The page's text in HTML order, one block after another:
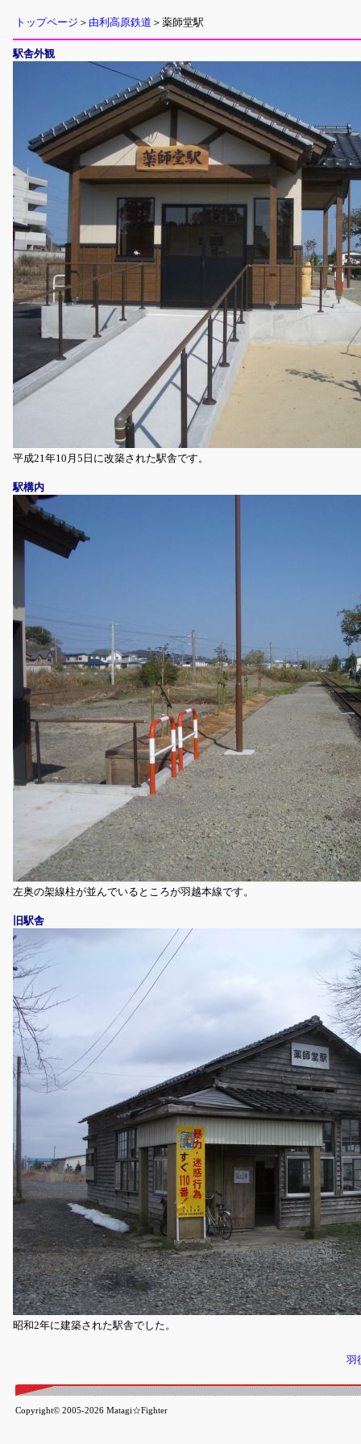
トップページ ＞ 由利高原鉄道 ＞薬師堂駅
駅舎外観
平成21年10月5日に改築された駅舎です。
駅構内
左奥の架線柱が並んでいるところが羽越本線です。
旧駅舎
昭和2年に建築された駅舎でした。
羽
Copyright© 2005-2026 Matagi☆Fighter